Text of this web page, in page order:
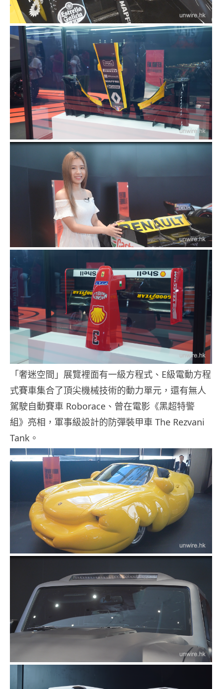
「奢迷空間」展覽裡面有一級方程式、E級電動方程
式賽車集合了頂尖機械技術的動力單元，還有無人
駕駛自動賽車 Roborace、曾在電影《黑超特警
組》亮相，軍事級設計的防彈裝甲車 The Rezvani
Tank。